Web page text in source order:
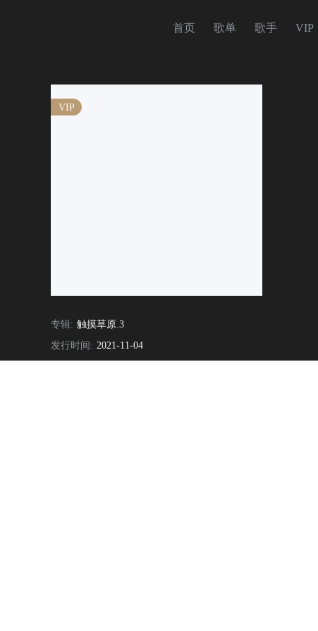
首页 歌单 歌手 VIP
VIP
专辑: 触摸草原.3
发行时间: 2021-11-04